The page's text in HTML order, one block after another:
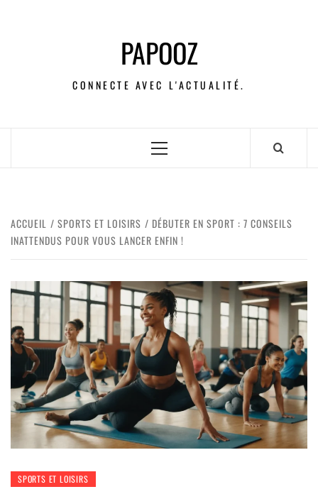
PAPOOZ
CONNECTE AVEC L'ACTUALITÉ.
ACCUEIL SPORTS ET LOISIRS
DÉBUTER EN SPORT : 7 CONSEILS
INATTENDUS POUR VOUS LANCER ENFIN !
SPORTS ET LOISIRS